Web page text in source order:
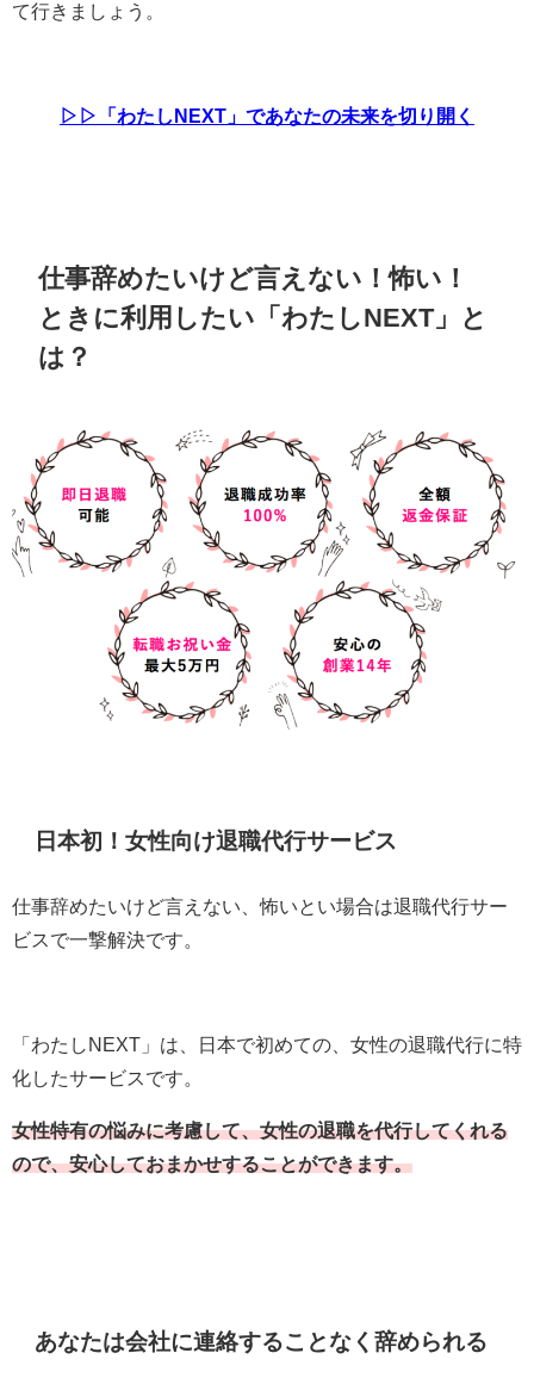
て行きましょう。
▷▷「わたしNEXT」であなたの未来を切り開く
仕事辞めたいけど言えない！怖い！
ときに利用したい「わたしNEXT」と
は？
日本初！女性向け退職代行サービス
仕事辞めたいけど言えない、怖いとい場合は退職代行サー
ビスで一撃解決です。
「わたしNEXT」は、日本で初めての、女性の退職代行に特
化したサービスです。
女性特有の悩みに考慮して、女性の退職を代行してくれる
ので、安心しておまかせすることができます。
あなたは会社に連絡することなく辞められる